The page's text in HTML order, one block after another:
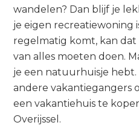
wandelen? Dan blijf je
je eigen recreatiewoning
regelmatig komt, kan dat
van alles moeten doen.
je een natuurhuisje
andere vakantiegangers
een vakantiehuis te
Overijssel.